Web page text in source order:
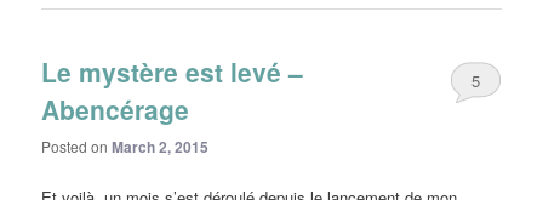
Le mystère est levé –
Abencérage
Posted onMarch 2, 2015
5